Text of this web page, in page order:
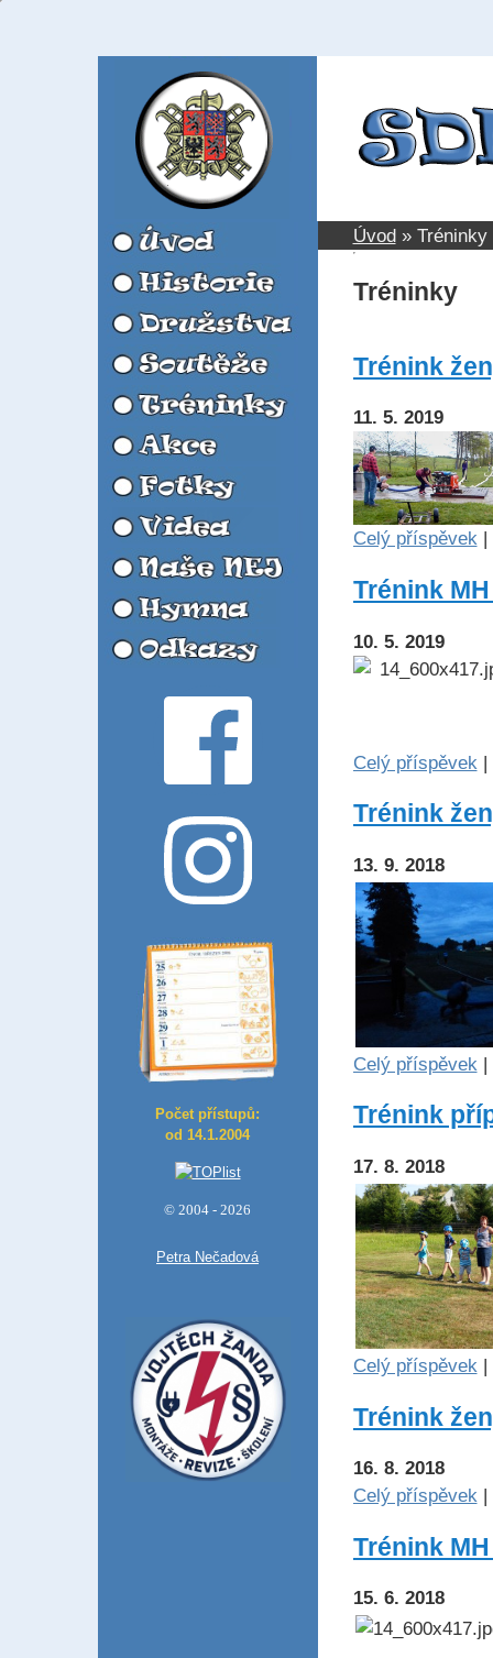
Počet přístupů:
od 14.1.2004
© 2004 - 2026
Petra Nečadová
Úvod» Tréninky
Tréninky
Trénink
11. 5. 2019
Celý příspěvek |
Trénink
10. 5. 2019
Celý příspěvek |
Trénink
13. 9. 2018
Celý příspěvek |
Trénink
17. 8. 2018
Celý příspěvek |
Trénink
16. 8. 2018
Celý příspěvek |
Trénink
15. 6. 2018